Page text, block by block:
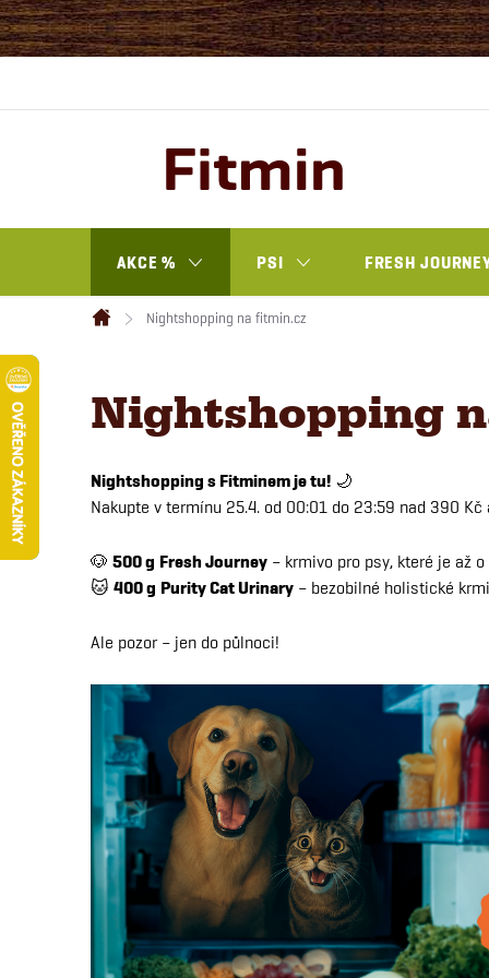
Přejít
na
obsah
AKCE % PSI FRESH
Domů
Nightshopping na fitmin.cz
Nightshopping
Nightshopping s Fitminem je tu! 🌙
Nakupte v termínu 25.4. od 00:01 do 23:59 nad 390
🐶 500 g Fresh Journey – krmivo pro psy, které je až
🐱 400 g Purity Cat Urinary – bezobilné holistické
Ale pozor – jen do půlnoci!